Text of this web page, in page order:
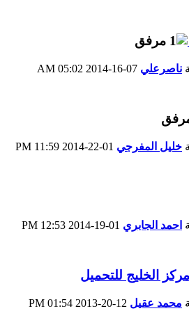
ناصرعلي
05:02 AM
خليل المفرجي
11:59 PM
احمد الجابري
12:53 PM
الخليج للتحميل
محمد عقيل 01:54 PM